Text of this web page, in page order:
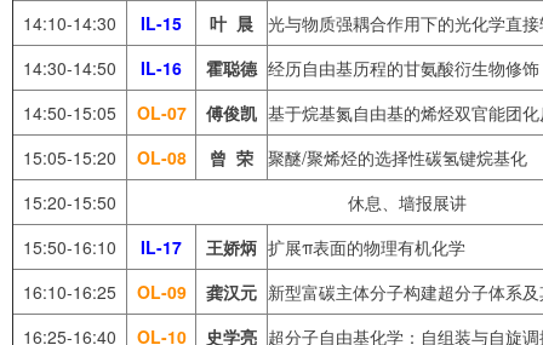
14:10-14:30
IL-15 叶 晨 光与物质强耦合作用下的光化学直
14:30-14:50
IL-16 霍聪德 经历自由基历程的甘氨酸衍生物修饰
14:50-15:05
OL-07 傅俊凯 基于烷基氮自由基的烯烃双官能团
15:05-15:20
OL-08 曾 荣 聚醚/聚烯烃的选择性碳氢键烷基化
15:20-15:50
休息、墙报展讲
15:50-16:10
IL-17 王娇炳 扩展π表面的物理有机化学
16:10-16:25
OL-09 龚汉元 新型富碳主体分子构建超分子体系
16:25-16:40
OL-10 史学亮 超分子自由基化学：自组装与自旋